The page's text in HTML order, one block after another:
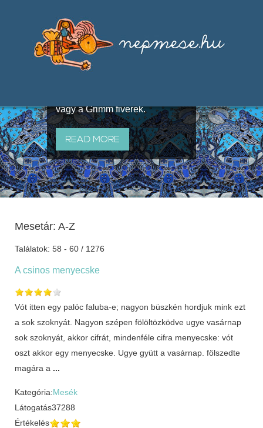
útján terjedő elbeszélésekből,
melyeket olyan ismert gyűjtők
állítottak össze, mint Benedek
vagy a Grimm fivérek.
READ MORE
Mesetár: A-Z
Találatok: 58 - 60 / 1276
A csinos menyecske
Vót itten egy palóc faluba-e; nagyon büszkén hordjuk mink ezt
a sok szoknyát. Nagyon szépen fölöltözködve ugye vasárnap
sok szoknyát, akkor cifrát, mindenféle cifra menyecske: vót
oszt akkor egy menyecske. Ugye gyütt a vasárnap. fölszedte
magára a ...
Kategória:Mesék
Látogatás37288
Értékelés